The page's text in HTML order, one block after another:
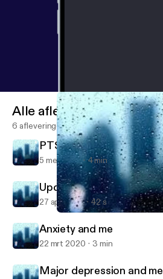
We Sad Few
Alle afleveringen
6 afleveringen
PTSD and me
5 mei 2020 4 min
Update
27 apr 2020 42 s
Anxiety and me
22 mrt 2020 3 min
Major depression and me